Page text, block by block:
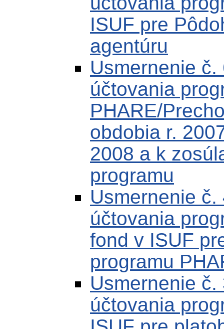
ISUF pre
agentúru
Usmernenie
účtovania
PHARE/
obdobia r.
2008 a k
programu
Usmernenie
účtovania
fond v ISUF
programu
Usmernenie
účtovania